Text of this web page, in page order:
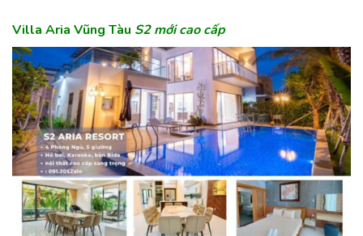
Villa Aria Vũng Tàu S2 mới cao cấp